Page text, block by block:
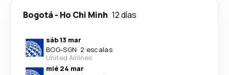
Bogotá- Ho Chi Minh 12 días
sáb 13 mar
BOG-SGN· 2 escalas
United Airlines
mié 24 mar